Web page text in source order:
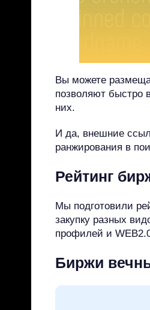
Вы можете
позволяют быстро
них.
И да, внешние
ранжирования в
Рейтинг
Мы подготовили
закупку разных
профилей и
Биржи